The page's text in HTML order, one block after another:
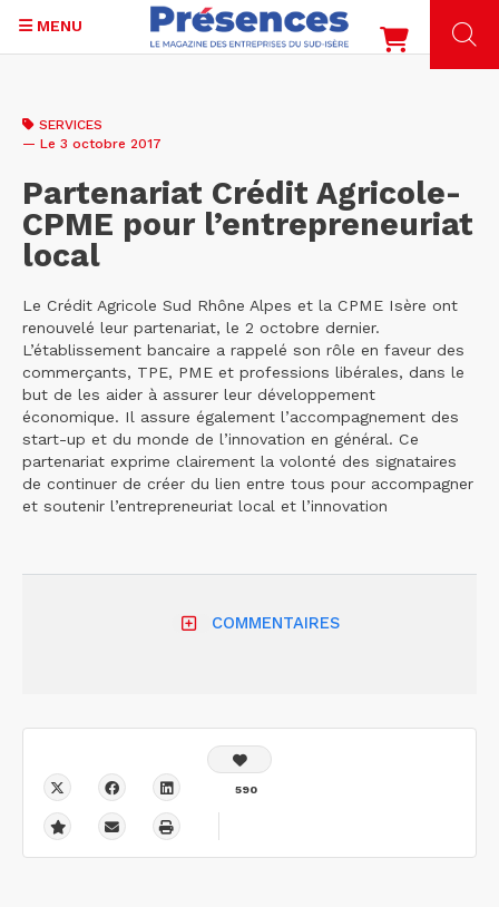
contenu
MENU
SERVICES
— Le 3 octobre 2017
Partenariat Crédit Agricole-
CPME pour l’entrepreneuriat
local
Le Crédit Agricole Sud Rhône Alpes et la CPME Isère ont
renouvelé leur partenariat, le 2 octobre dernier.
L’établissement bancaire a rappelé son rôle en faveur des
commerçants, TPE, PME et professions libérales, dans le
but de les aider à assurer leur développement
économique. Il assure également l’accompagnement des
start-up et du monde de l’innovation en général. Ce
partenariat exprime clairement la volonté des signataires
de continuer de créer du lien entre tous pour accompagner
et soutenir l’entrepreneuriat local et l’innovation
COMMENTAIRES
590